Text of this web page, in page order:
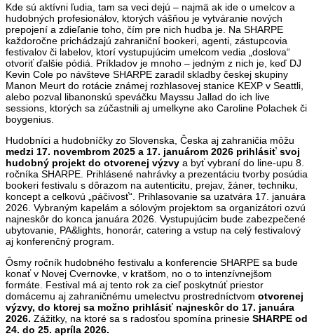
Kde sú aktívni ľudia, tam sa veci dejú – najmä ak ide o umelcov a
hudobných profesionálov, ktorých vášňou je vytváranie nových
prepojení a zdieľanie toho, čím pre nich hudba je. Na SHARPE
každoročne prichádzajú zahraniční bookeri, agenti, zástupcovia
festivalov či labelov, ktorí vystupujúcim umelcom vedia „doslova“
otvoriť ďalšie pódiá. Príkladov je mnoho – jedným z nich je, keď DJ
Kevin Cole po návšteve SHARPE zaradil skladby českej skupiny
Manon Meurt do rotácie známej rozhlasovej stanice KEXP v Seattli,
alebo pozval libanonskú speváčku Mayssu Jallad do ich live
sessions, ktorých sa zúčastnili aj umelkyne ako Caroline Polachek či
boygenius.
Hudobníci a hudobníčky zo Slovenska, Česka aj zahraničia môžu
medzi 17. novembrom 2025 a 17. januárom 2026 prihlásiť svoj
hudobný projekt do otvorenej výzvy a byť vybraní do line-upu 8.
ročníka SHARPE. Prihlásené nahrávky a prezentáciu tvorby posúdia
bookeri festivalu s dôrazom na autenticitu, prejav, žáner, techniku,
koncept a celkovú „páčivosť“. Prihlasovanie sa uzatvára 17. januára
2026. Vybraným kapelám a sólovým projektom sa organizátori ozvú
najneskôr do konca januára 2026. Vystupujúcim bude zabezpečené
ubytovanie, PA&lights, honorár, catering a vstup na celý festivalový
aj konferenčný program.
Ôsmy ročník hudobného festivalu a konferencie SHARPE sa bude
konať v Novej Cvernovke, v kratšom, no o to intenzívnejšom
formáte. Festival má aj tento rok za cieľ poskytnúť priestor
domácemu aj zahraničnému umelectvu prostredníctvom otvorenej
výzvy, do ktorej sa možno prihlásiť najneskôr do 17. januára
2026. Zážitky, na ktoré sa s radosťou spomína prinesie SHARPE od
24. do 25. apríla 2026.